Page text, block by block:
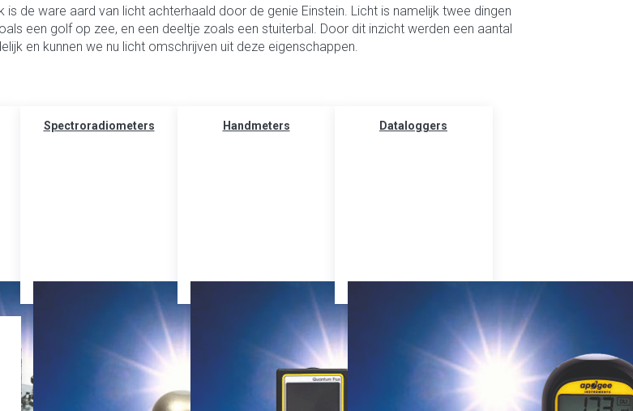
is de ware aard van licht achterhaald door de genie Einstein. Licht is namelijk twee dingen
een golf op zee, en een deeltje zoals een stuiterbal. Door dit inzicht werden een aantal
en kunnen we nu licht omschrijven uit deze eigenschappen.
Spectroradiometers Handmeters Dataloggers